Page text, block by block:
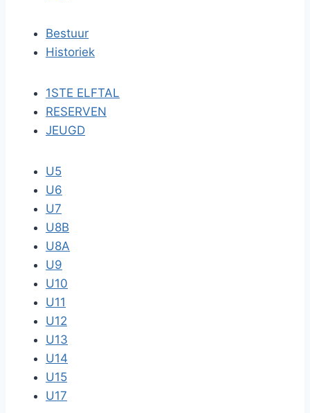
Bestuur
Historiek
1STE ELFTAL
RESERVEN
JEUGD
U5
U6
U7
U8B
U8A
U9
U10
U11
U12
U13
U14
U15
U17